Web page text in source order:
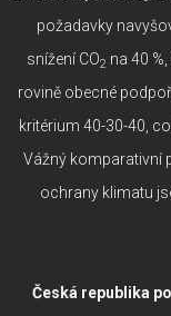
požadavky
snížení CO2 na 40
rovině obecné
kritérium 40-30-40,
Vážný komparativní
ochrany klimatu
Česká republika